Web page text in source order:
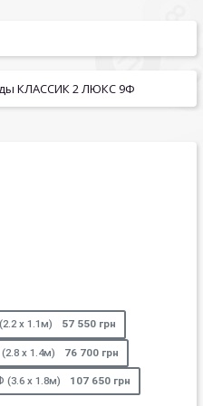
х 1.1м) 57 550 грн
х 1.4м) 76 700 грн
(3.6 х 1.8м) 107 650 грн